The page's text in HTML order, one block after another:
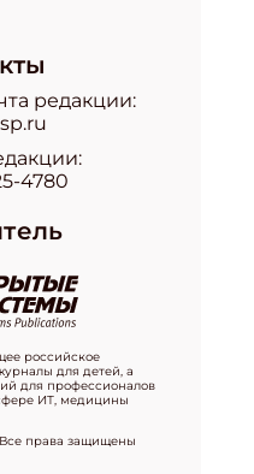
редакции:
4780
российское
для детей, а
для профессионалов
ИТ, медицины
права защищены